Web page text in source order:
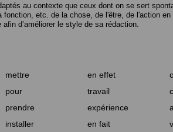
au contexte que ceux dont on se sert
etc. de la chose, de l'être, de l'action
d’améliorer le style de sa rédaction.
mettre en effet
pour travail
prendre expérience
installer en fait